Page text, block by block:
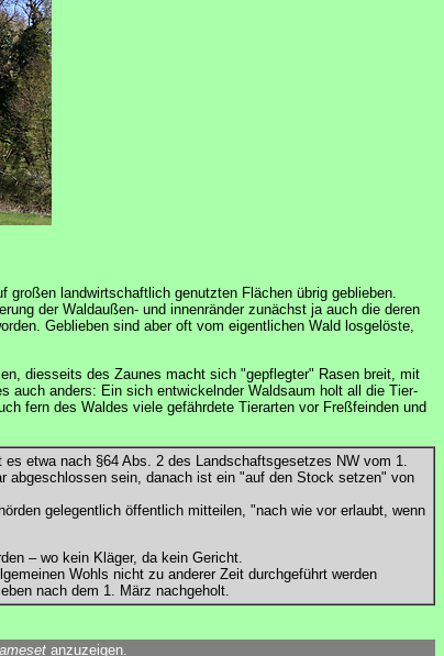
landwirtschaftlich genutzten Flächen übrig geblieben.
der Waldaußen- und innenränder zunächst ja auch die deren
Geblieben sind aber oft vom eigentlichen Wald losgelöste,
diesseits des Zaunes macht sich "gepflegter" Rasen breit, mit
auch anders: Ein sich entwickelnder Waldsaum holt all die Tier-
fern des Waldes viele gefährdete Tierarten vor Freßfeinden und
etwa nach §64 Abs. 2 des Landschaftsgesetzes NW vom 1.
abgeschlossen sein, danach ist ein "auf den Stock setzen" von
gelegentlich öffentlich mitteilen, "nach wie vor erlaubt, wenn
– wo kein Kläger, da kein Gericht.
Wohls nicht zu anderer Zeit durchgeführt werden
nach dem 1. März nachgeholt.
anzuzeigen.